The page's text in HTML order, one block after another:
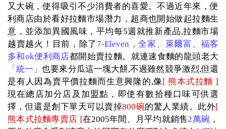
又大碗，使得吸引不少消費者的喜愛。不過近年來，便
利商店由於看好拉麵市場潛力，超商也開始做起拉麵生
意，並添加異國風味，平均每5週就推新產品,拉麵市場
越賣越火！目前，除了 7-Eleven ，全家、萊爾富、福客
多和ok便利商店都開始賣拉麵。就連速食麵的龍頭老大
「統一」也要來分瓜這一塊大餅,不過雖然競爭激烈,但還
是有人因為賣平價拉麵而生意興隆的,像 [熊本式拉麵 ]
現在總店加分店及加盟點，即使有數拾種口味可供選
擇，但還是創下單天可以賣掉800碗的驚人業績。此外[
熊本式拉麵專賣店 ] 在2005年間、月平圴就銷售2萬碗 ，